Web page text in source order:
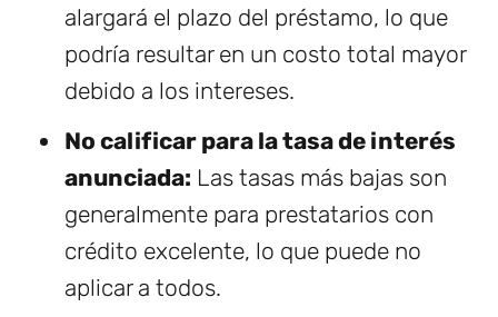
alargará el plazo del préstamo, lo que
podría resultar en un costo total mayor
debido a los intereses.
No calificar para la tasa de interés
anunciada: Las tasas más bajas son
generalmente para prestatarios con
crédito excelente, lo que puede no
aplicar a todos.